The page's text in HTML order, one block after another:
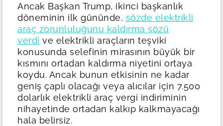
Ancak Başkan Trump, ikinci başkanlık
döneminin ilk gününde, sözde elektrikli
araç zorunluluğunu kaldırma sözü
verdi ve elektrikli araçların teşviki
konusunda selefinin mirasının büyük bir
kısmını ortadan kaldırma niyetini ortaya
koydu. Ancak bunun etkisinin ne kadar
geniş çaplı olacağı veya alıcılar için 7.500
dolarlık elektrikli araç vergi indiriminin
nihayetinde ortadan kalkıp kalkmayacağı
hala belirsiz.